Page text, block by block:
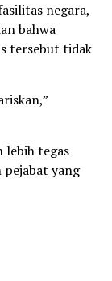
negara,
bahwa
tersebut tidak
lebih tegas
pejabat yang